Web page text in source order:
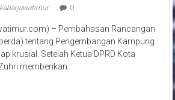
kabarjawatimur 0
– Pembahasan Rancangan
tentang Pengembangan Kampung
krusial. Setelah Ketua DPRD Kota
memberikan